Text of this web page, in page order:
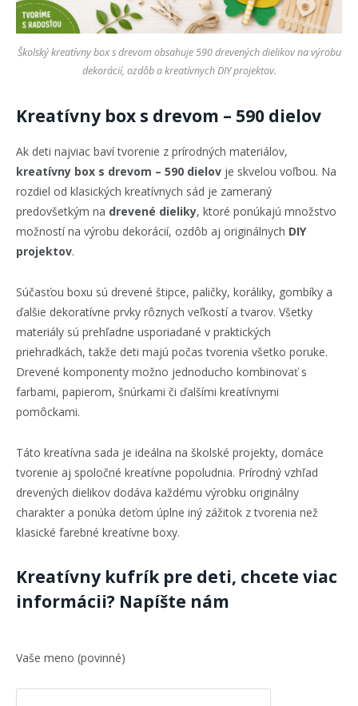
Školský kreatívny box s drevom obsahuje 590 drevených dielikov na výrobu
dekorácií, ozdôb a kreatívnych DIY projektov.
Kreatívny box s drevom – 590 dielov
Ak deti najviac baví tvorenie z prírodných materiálov,
kreatívny box s drevom – 590 dielov je skvelou voľbou. Na
rozdiel od klasických kreatívnych sád je zameraný
predovšetkým na drevené dieliky, ktoré ponúkajú množstvo
možností na výrobu dekorácií, ozdôb aj originálnych DIY
projektov.
Súčasťou boxu sú drevené štipce, paličky, koráliky, gombíky a
ďalšie dekoratívne prvky rôznych veľkostí a tvarov. Všetky
materiály sú prehľadne usporiadané v praktických
priehradkách, takže deti majú počas tvorenia všetko poruke.
Drevené komponenty možno jednoducho kombinovať s
farbami, papierom, šnúrkami či ďalšími kreatívnymi
pomôckami.
Táto kreatívna sada je ideálna na školské projekty, domáce
tvorenie aj spoločné kreatívne popoludnia. Prírodný vzhľad
drevených dielikov dodáva každému výrobku originálny
charakter a ponúka deťom úplne iný zážitok z tvorenia než
klasické farebné kreatívne boxy.
Kreatívny kufrík pre deti, chcete viac
informácii? Napíšte nám
Vaše meno (povinné)